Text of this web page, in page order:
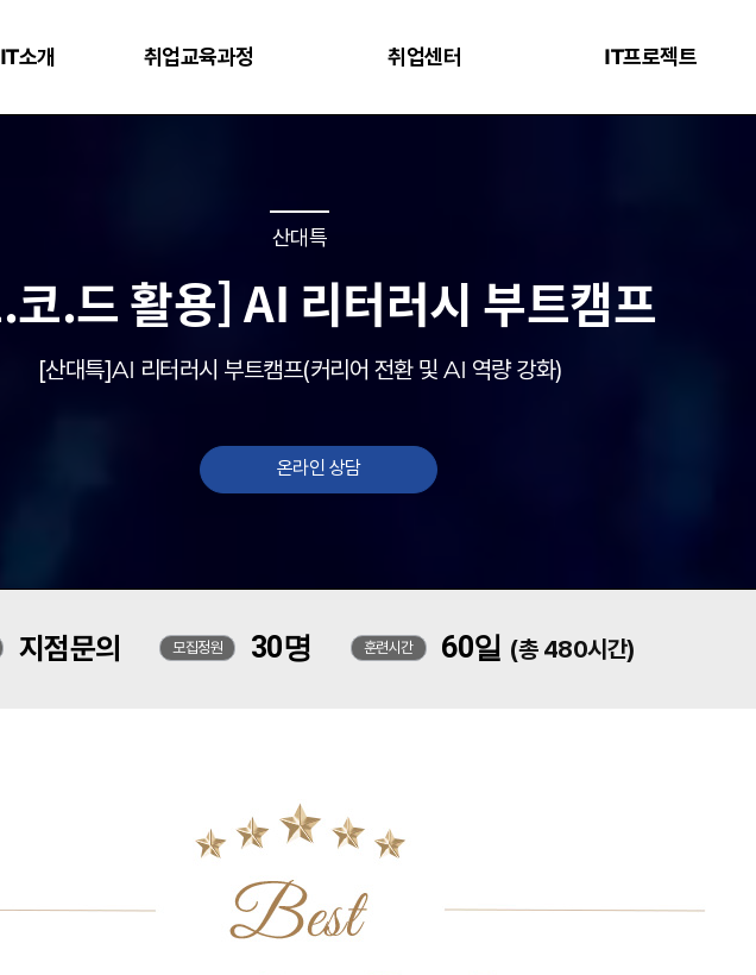
소개 취업교육과정 취업센터 IT프로젝트
산대특
코.드 활용] AI 리터러시 부트캠프
[산대특]AI 리터러시 부트캠프(커리어 전환 및 AI 역량 강화)
온라인 상담
지점문의 모집정원 30명 훈련시간 60일 (총 480시간)